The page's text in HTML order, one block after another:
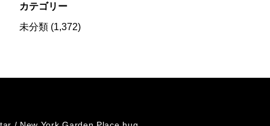
カテゴリー
未分類(1,372)